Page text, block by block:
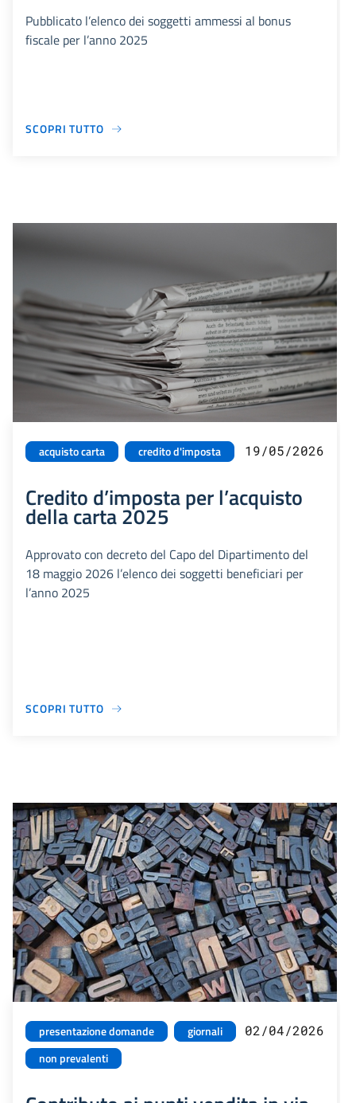
Pubblicato l’elenco dei soggetti ammessi al bonus
fiscale per l’anno 2025
SCOPRI TUTTO
acquisto carta credito d'imposta 19/05/2026
Credito d’imposta per l’acquisto
della carta 2025
Approvato con decreto del Capo del Dipartimento del
18 maggio 2026 l’elenco dei soggetti beneficiari per
l’anno 2025
SCOPRI TUTTO
presentazione domande
giornali
non prevalenti
02/04/2026